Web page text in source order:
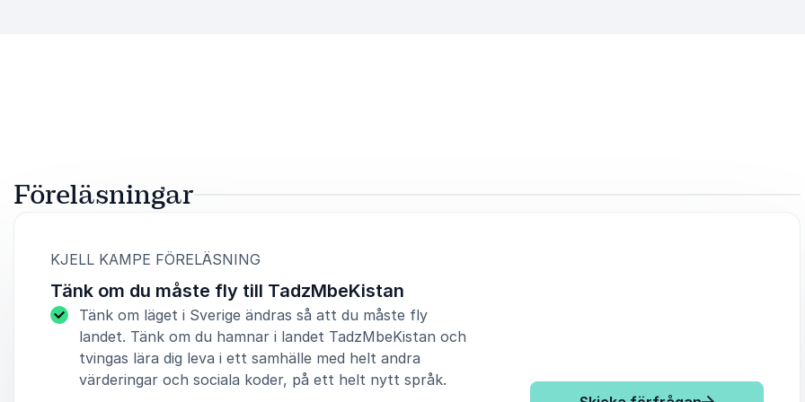
Föreläsningar
KJELL KAMPE FÖRELÄSNING
Tänk om du måste fly till TadzMbeKistan
Tänk om läget i Sverige ändras så att du måste fly
landet. Tänk om du hamnar i landet TadzMbeKistan och
tvingas lära dig leva i ett samhälle med helt andra
värderingar och sociala koder, på ett helt nytt språk.